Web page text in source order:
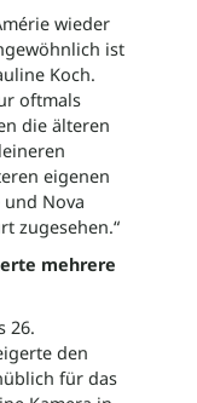
wieder
ist
Koch.
oftmals
die älteren
eigenen
und Nova
zugesehen.“
mehrere
26.
den
für das